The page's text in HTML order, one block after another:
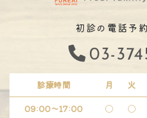
初診の電話予
03-
診療時間 月 火
09:00～17:00
〇 〇